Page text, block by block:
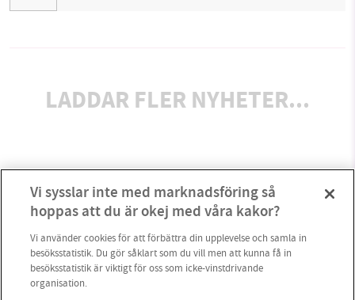
LADDAR FLER NYHETER...
Vi sysslar inte med marknadsföring så
hoppas att du är okej med våra kakor?
Vi använder cookies för att förbättra din upplevelse och samla in
besöksstatistik. Du gör såklart som du vill men att kunna få in
besöksstatistik är viktigt för oss som icke-vinstdrivande
organisation.